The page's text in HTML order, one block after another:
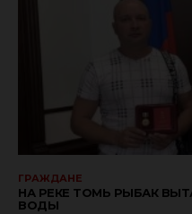
ГРАЖДАНЕ
НА РЕКЕ ТОМЬ РЫБАК
ВОДЫ